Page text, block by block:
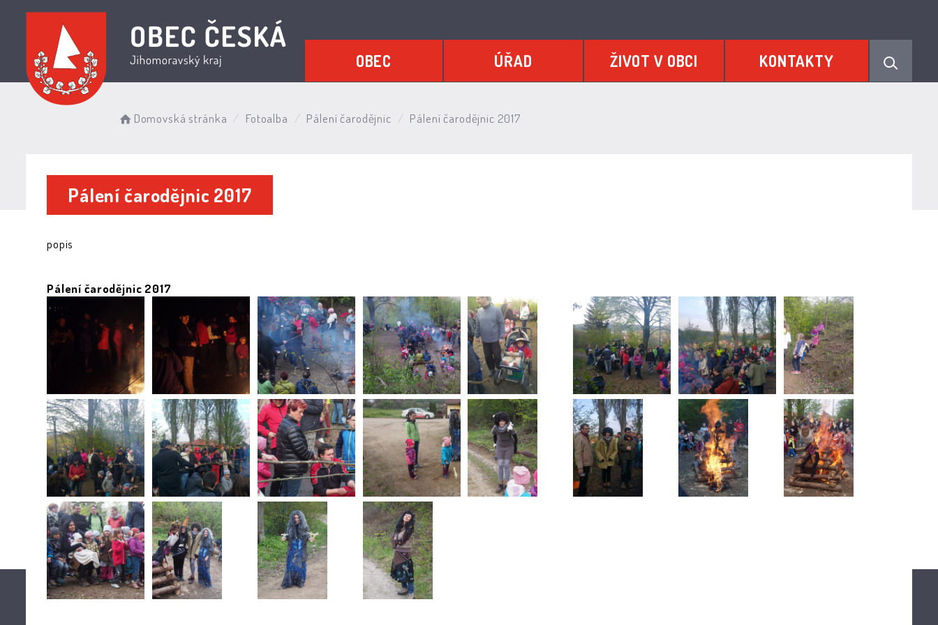
OBEC ÚŘAD ŽIVOT V OBCI KONTAKTY
Domovská stránka Fotoalba Pálení čarodějnic Pálení čarodějnic 2017
Pálení čarodějnic 2017
popis
Pálení čarodějnic 2017